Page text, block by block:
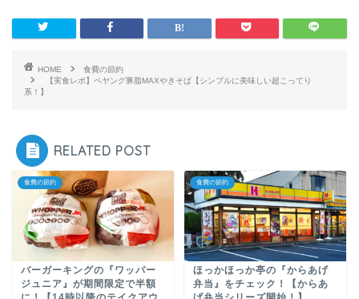
HOME
食費の節約
【実食レポ】ペヤング豚脂MAXやきそば【シンプルに美味しい超こってり
系！】
RELATED POST
食費の節約
バーガーキングの『ワッパー
ジュニア』が期間限定で半額
食費の節約
ほっかほっか亭の『からあげ
弁当』をチェック！【からあ